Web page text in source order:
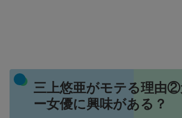
三上悠亜がモテる理由
ー女優に興味がある？